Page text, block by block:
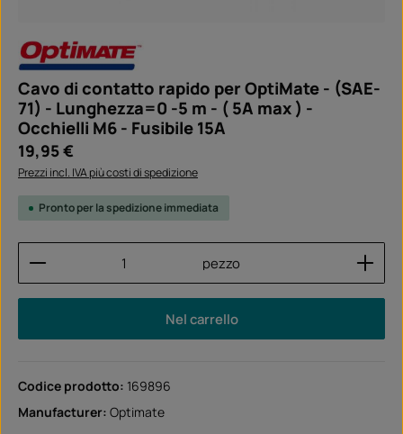
Cavo di contatto rapido per OptiMate - (SAE-
71) - Lunghezza=0 -5 m - ( 5A max ) -
Occhielli M6 - Fusibile 15A
Prezzo normale:
19,95 €
Prezzi incl. IVA più costi di spedizione
Pronto per la spedizione immediata
Quantità del prodotto: inserisci la quantità
pezzo
Nel carrello
Codice prodotto: 169896
Manufacturer: Optimate